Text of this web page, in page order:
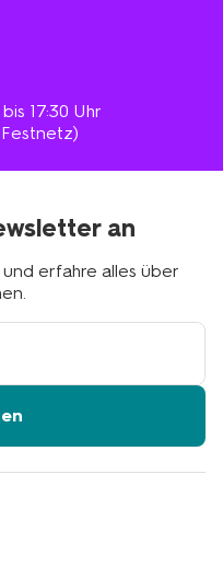
17:30 Uhr
an
erfahre alles über